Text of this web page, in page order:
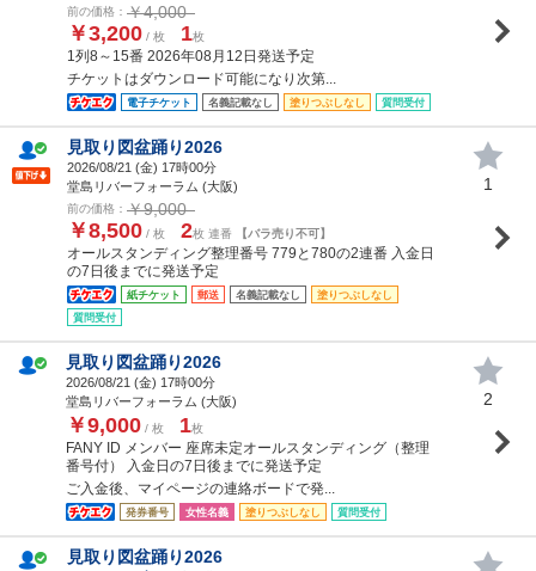
前の価格： ￥4,000
￥3,200 / 枚 1枚
1列8～15番 2026年08月12日発送予定
チケットはダウンロード可能になり次第...
電子チケット 名義記載なし 塗りつぶしなし 質問受付
見取り図盆踊り2026
2026/08/21 (金) 17時00分
堂島リバーフォーラム (大阪)
前の価格： ￥9,000
￥8,500 / 枚 2枚 連番 【バラ売り不可】
オールスタンディング整理番号 779と780の2連番 入金日
の7日後までに発送予定
紙チケット 郵送 名義記載なし
塗りつぶしなし
質問受付
1
見取り図盆踊り2026
2026/08/21 (金) 17時00分
堂島リバーフォーラム (大阪)
￥9,000 / 枚 1枚
FANY ID メンバー 座席未定オールスタンディング（整理
番号付） 入金日の7日後までに発送予定
ご入金後、マイページの連絡ボードで発...
発券番号 女性名義 塗りつぶしなし 質問受付
2
見取り図盆踊り2026